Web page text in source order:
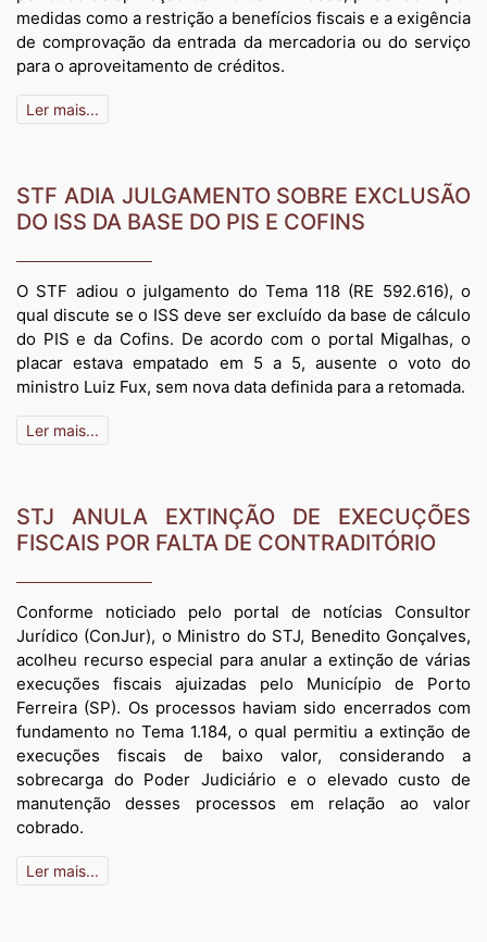
medidas como a restrição a benefícios fiscais e a exigência
de comprovação da entrada da mercadoria ou do serviço
para o aproveitamento de créditos.
Ler mais...
STF ADIA JULGAMENTO SOBRE EXCLUSÃO
DO ISS DA BASE DO PIS E COFINS
O STF adiou o julgamento do Tema 118 (RE 592.616), o
qual discute se o ISS deve ser excluído da base de cálculo
do PIS e da Cofins. De acordo com o portal Migalhas, o
placar estava empatado em 5 a 5, ausente o voto do
ministro Luiz Fux, sem nova data definida para a retomada.
Ler mais...
STJ ANULA EXTINÇÃO DE EXECUÇÕES
FISCAIS POR FALTA DE CONTRADITÓRIO
Conforme noticiado pelo portal de notícias Consultor
Jurídico (ConJur), o Ministro do STJ, Benedito Gonçalves,
acolheu recurso especial para anular a extinção de várias
execuções fiscais ajuizadas pelo Município de Porto
Ferreira (SP). Os processos haviam sido encerrados com
fundamento no Tema 1.184, o qual permitiu a extinção de
execuções fiscais de baixo valor, considerando a
sobrecarga do Poder Judiciário e o elevado custo de
manutenção desses processos em relação ao valor
cobrado.
Ler mais...